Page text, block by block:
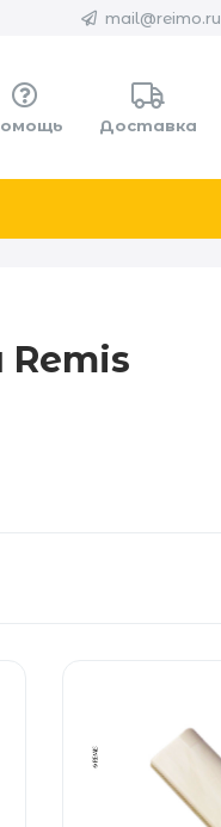
mail@reimo.ru
Доставка